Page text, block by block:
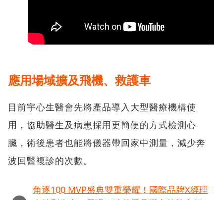
應用場域擴及飛機、救護車
目前宇心生醫會先將產品導入大型醫療機構使
用，協助醫生及病患採用更簡便的方式檢測心
臟，術後患者也能將儀器帶回家中測量，減少奔
波回醫複診的次數。
角逐100 MVP盛典雙重榮耀！國際品牌X經理